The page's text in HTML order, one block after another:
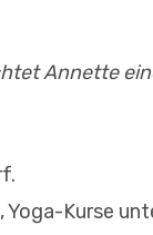
Annette
Kurse